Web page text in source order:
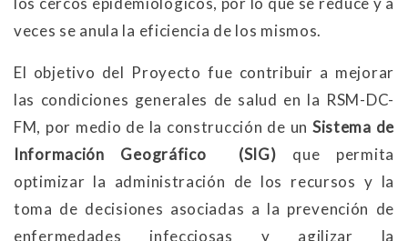
veces se anula la eficiencia de los mismos.
El objetivo del Proyecto fue contribuir a mejorar
las condiciones generales de salud en la RSM-DC-
FM, por medio de la construcción de un Sistema de
Información Geográfico
(SIG) que permita
optimizar la administración de los recursos y la
toma de decisiones asociadas a la prevención de
enfermedades infecciosas y agilizar la